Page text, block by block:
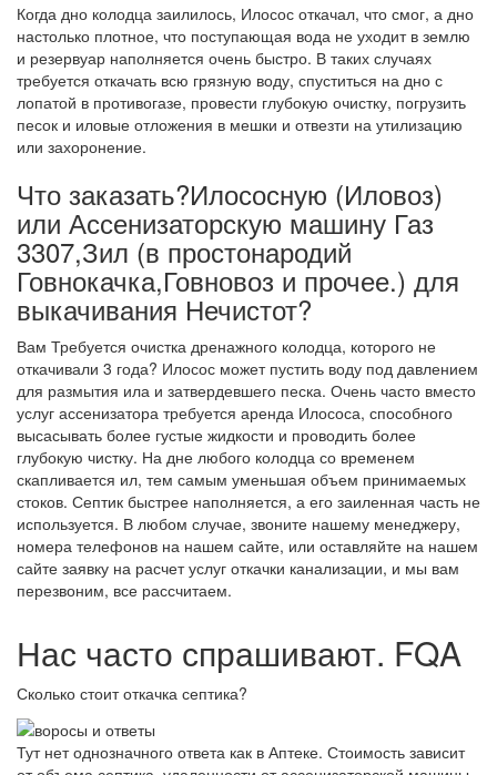
Когда дно колодца заилилось, Илосос откачал, что смог, а дно
настолько плотное, что поступающая вода не уходит в землю
и резервуар наполняется очень быстро. В таких случаях
требуется откачать всю грязную воду, спуститься на дно с
лопатой в противогазе, провести глубокую очистку, погрузить
песок и иловые отложения в мешки и отвезти на утилизацию
или захоронение.
Что заказать?Илососную (Иловоз)
или Ассенизаторскую машину Газ
3307,Зил (в простонародий
Говнокачка,Говновоз и прочее.) для
выкачивания Нечистот?
Вам Требуется очистка дренажного колодца, которого не
откачивали 3 года? Илосос может пустить воду под давлением
для размытия ила и затвердевшего песка. Очень часто вместо
услуг ассенизатора требуется аренда Илососа, способного
высасывать более густые жидкости и проводить более
глубокую чистку. На дне любого колодца со временем
скапливается ил, тем самым уменьшая объем принимаемых
стоков. Септик быстрее наполняется, а его заиленная часть не
используется. В любом случае, звоните нашему менеджеру,
номера телефонов на нашем сайте, или оставляйте на нашем
сайте заявку на расчет услуг откачки канализации, и мы вам
перезвоним, все рассчитаем.
Нас часто спрашивают. FQA
Сколько стоит откачка септика?
Тут нет однозначного ответа как в Аптеке. Стоимость зависит